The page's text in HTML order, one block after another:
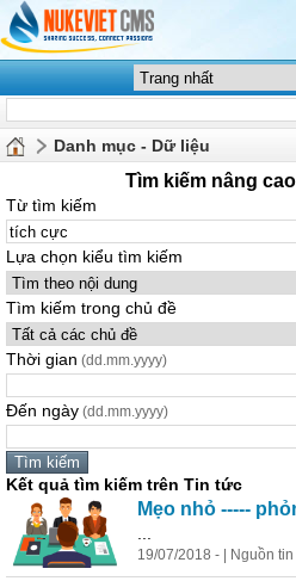
Danh mục - Dữ liệu
Tìm kiếm nâng
Từ tìm kiếm
Lựa chọn kiểu tìm kiếm
Tìm kiếm trong chủ đề
Thời gian (dd.mm.yyyy)
Đến ngày (dd.mm.yyyy)
Kết quả tìm kiếm trên Tin tức
Mẹo nhỏ -----
19/07/2018 - | Nguồn tin